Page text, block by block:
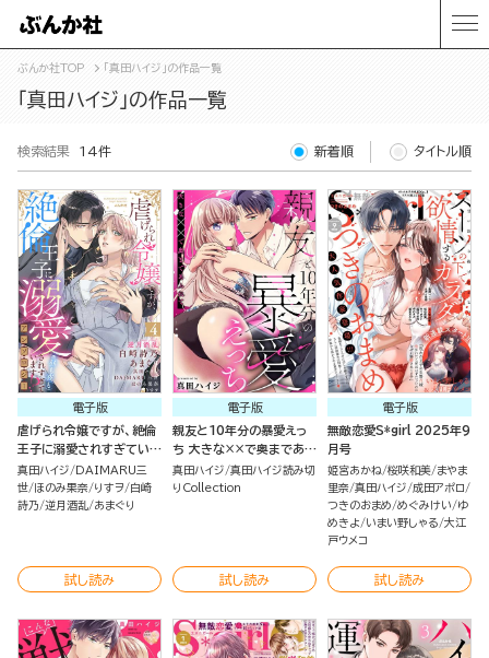
ぶんか社TOP 「真田ハイジ」の作品一覧
「真田ハイジ」の作品一覧
検索結果 14件 新着順 タイトル順
電子版
虐げられ令嬢ですが、絶倫
王子に溺愛されすぎていま
す!?（※昼も夜も）アンソ
ロジー （4）
真田ハイジ
DAIMARU三
世
ほのみ果奈 りすヲ
白崎
詩乃 逆月酒乱 あまぐり
試し読み
電子版
親友と10年分の暴愛えっ
ち 大きな××で奥まであふ
れて（単話版）
真田ハイジ 真田ハイジ読み切
りCollection
試し読み
電子版
無敵恋愛S*girl 2025年9
月号
姫宮あかね 桜咲和美 まやま
里奈 真田ハイジ 成田アポロ
つきのおまめ めぐみけい
ゆ
めきよ
いまい野しゃる 大江
戸ウメコ
試し読み